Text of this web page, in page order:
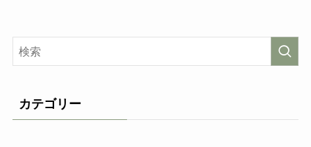
カテゴリー